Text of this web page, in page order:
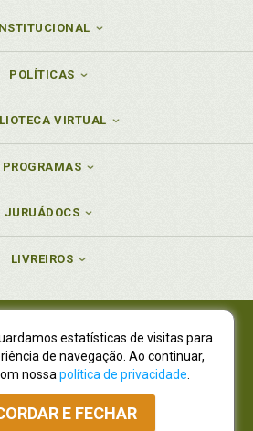
POLÍTICAS
VIRTUAL
PROGRAMAS
JURUÁDOCS
LIVREIROS
CNPJ 77.535.508/0001-19
Ltda., CNPJ 01.701.561/0001-80
Dallegrave, 7665, São Lourenço |
Paraná - CEP 82210-310
3900|Vendas Atacado: (41) 4009-3939
estatísticas de visitas para
de navegação. Ao continuar,
nossa política de privacidade
E FECHAR